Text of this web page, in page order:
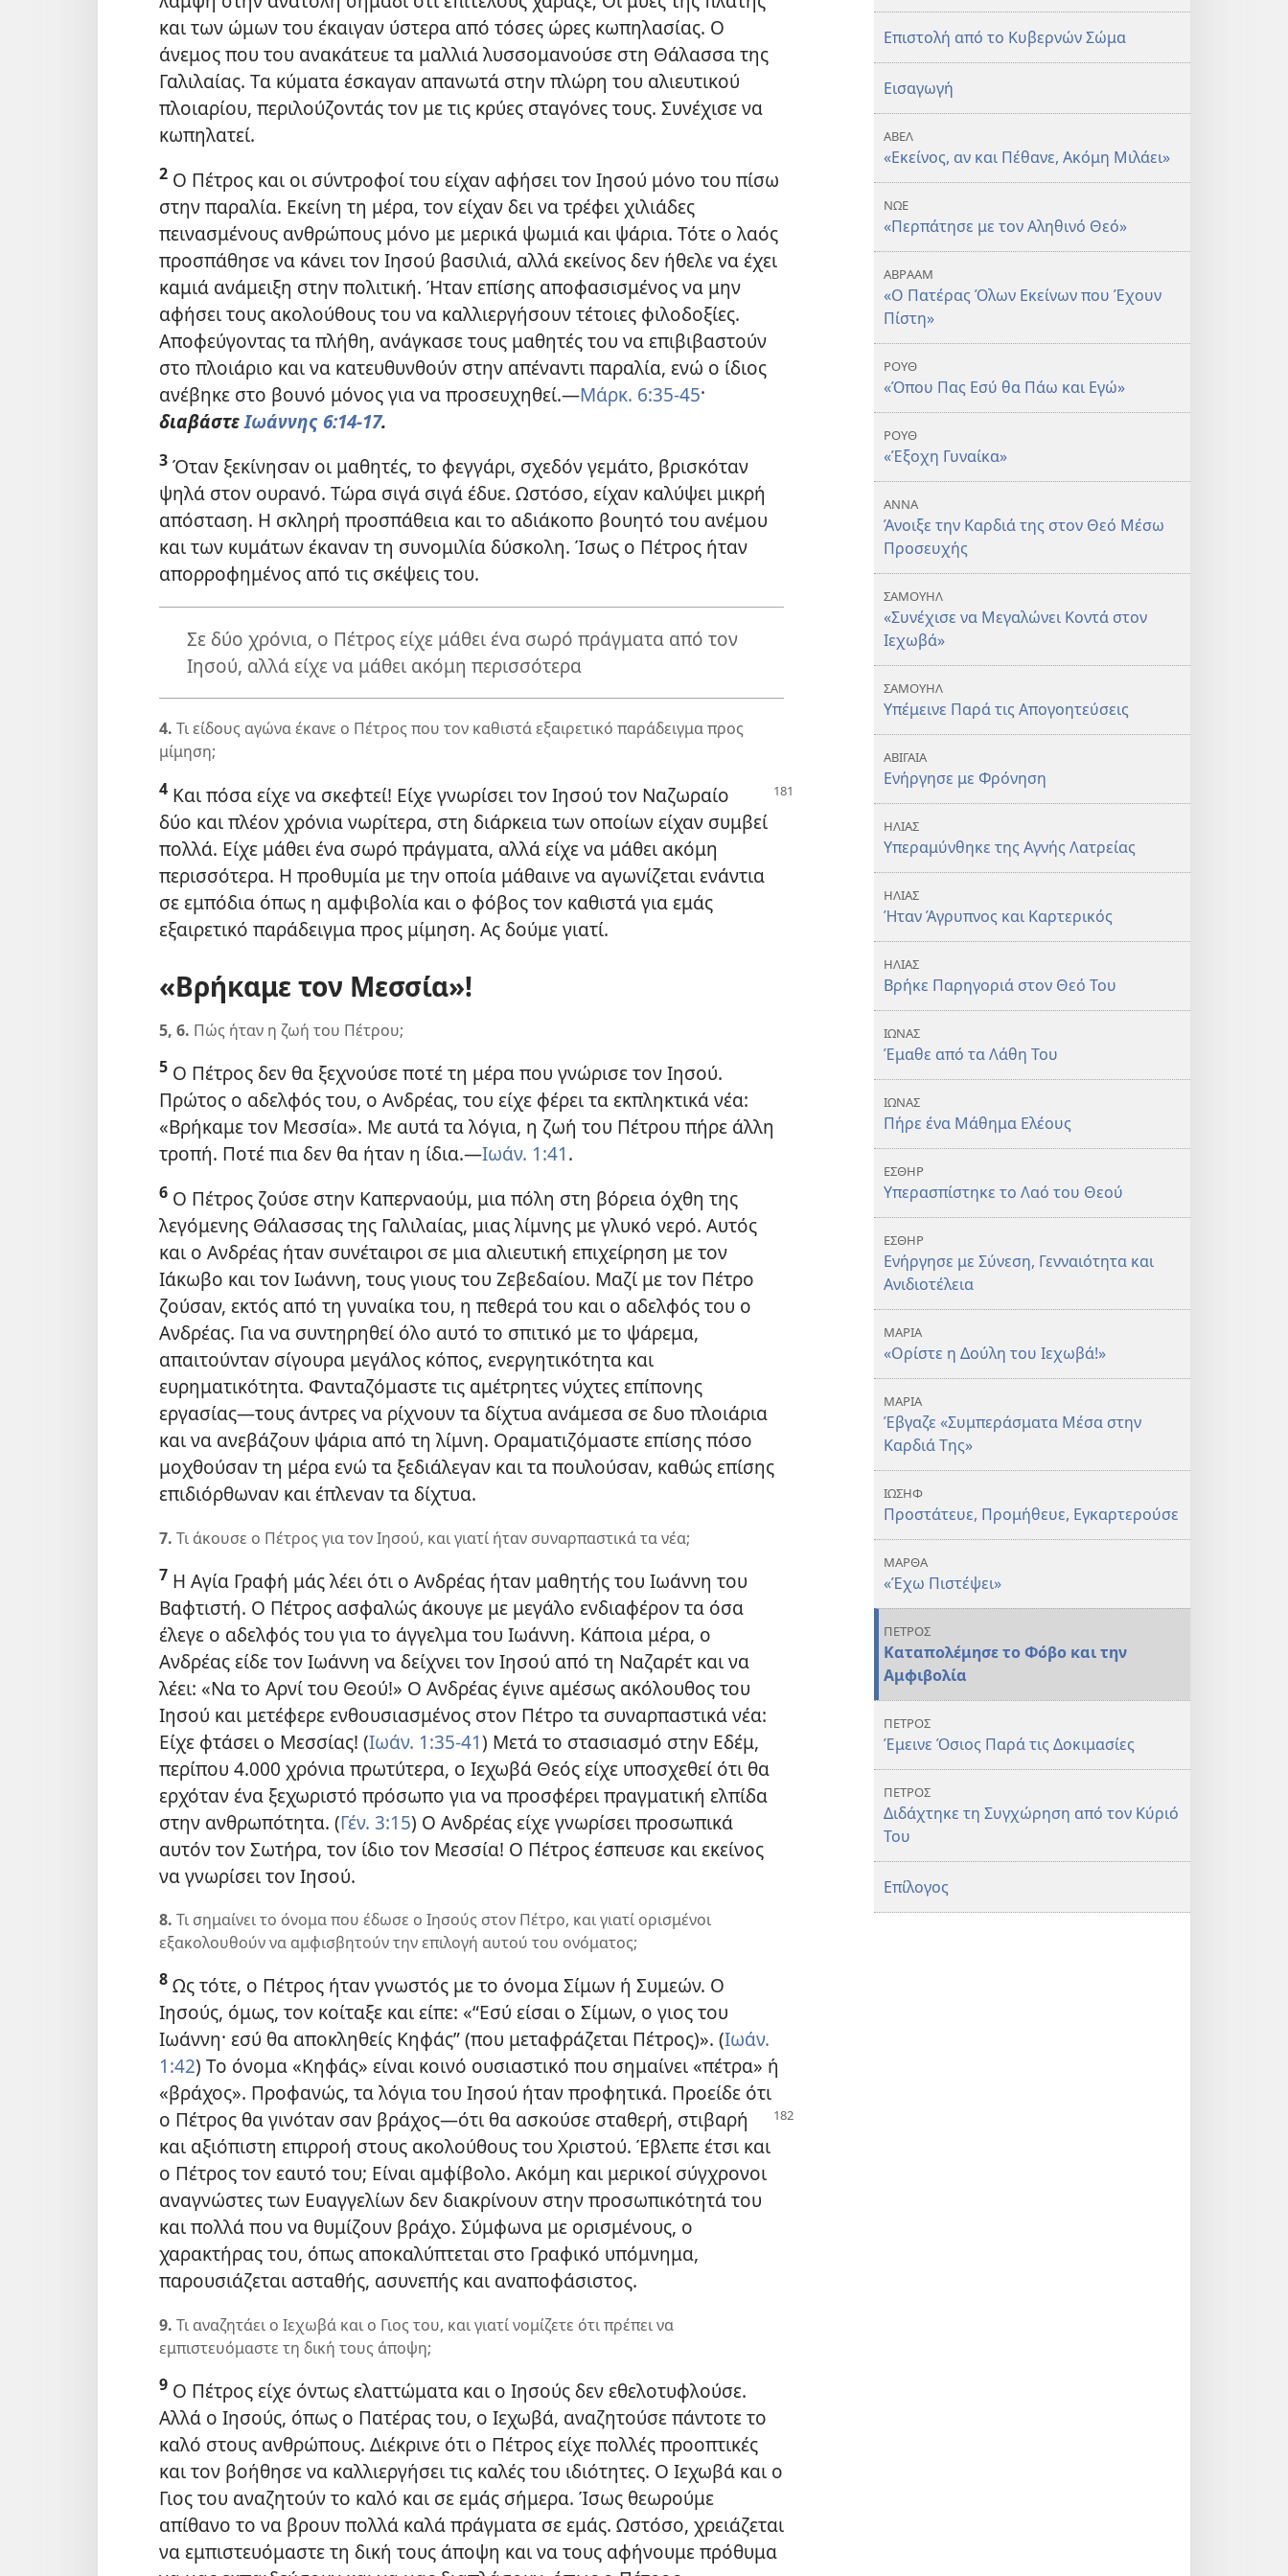
και των ώμων του έκαιγαν ύστερα από τόσες ώρες κωπηλασίας. Ο
άνεμος που του ανακάτευε τα μαλλιά λυσσομανούσε στη Θάλασσα της
Γαλιλαίας. Τα κύματα έσκαγαν απανωτά στην πλώρη του αλιευτικού
πλοιαρίου, περιλούζοντάς τον με τις κρύες σταγόνες τους. Συνέχισε να
κωπηλατεί.
2 Ο Πέτρος και οι σύντροφοί του είχαν αφήσει τον Ιησού μόνο του πίσω
στην παραλία. Εκείνη τη μέρα, τον είχαν δει να τρέφει χιλιάδες
πεινασμένους ανθρώπους μόνο με μερικά ψωμιά και ψάρια. Τότε ο λαός
προσπάθησε να κάνει τον Ιησού βασιλιά, αλλά εκείνος δεν ήθελε να έχει
καμιά ανάμειξη στην πολιτική. Ήταν επίσης αποφασισμένος να μην
αφήσει τους ακολούθους του να καλλιεργήσουν τέτοιες φιλοδοξίες.
Αποφεύγοντας τα πλήθη, ανάγκασε τους μαθητές του να επιβιβαστούν
στο πλοιάριο και να κατευθυνθούν στην απέναντι παραλία, ενώ ο ίδιος
ανέβηκε στο βουνό μόνος για να προσευχηθεί.​—Μάρκ. 6:35-45·
διαβάστεΙωάννης 6:14-17.
3 Όταν ξεκίνησαν οι μαθητές, το φεγγάρι, σχεδόν γεμάτο, βρισκόταν
ψηλά στον ουρανό. Τώρα σιγά σιγά έδυε. Ωστόσο, είχαν καλύψει μικρή
απόσταση. Η σκληρή προσπάθεια και το αδιάκοπο βουητό του ανέμου
και των κυμάτων έκαναν τη συνομιλία δύσκολη. Ίσως ο Πέτρος ήταν
απορροφημένος από τις σκέψεις του.
Σε δύο χρόνια, ο Πέτρος είχε μάθει ένα σωρό πράγματα από τον
Ιησού, αλλά είχε να μάθει ακόμη περισσότερα
4. Τι είδους αγώνα έκανε ο Πέτρος που τον καθιστά εξαιρετικό παράδειγμα προς
μίμηση;
4 Και πόσα είχε να σκεφτεί! Είχε γνωρίσει τον Ιησού τον Ναζωραίο
δύο και πλέον χρόνια νωρίτερα, στη διάρκεια των οποίων είχαν συμβεί
πολλά. Είχε μάθει ένα σωρό πράγματα, αλλά είχε να μάθει ακόμη
περισσότερα. Η προθυμία με την οποία μάθαινε να αγωνίζεται ενάντια
σε εμπόδια όπως η αμφιβολία και ο φόβος τον καθιστά για εμάς
εξαιρετικό παράδειγμα προς μίμηση. Ας δούμε γιατί.
«Βρήκαμε τον Μεσσία»!
5, 6. Πώς ήταν η ζωή του Πέτρου;
5 Ο Πέτρος δεν θα ξεχνούσε ποτέ τη μέρα που γνώρισε τον Ιησού.
Πρώτος ο αδελφός του, ο Ανδρέας, του είχε φέρει τα εκπληκτικά νέα:
«Βρήκαμε τον Μεσσία». Με αυτά τα λόγια, η ζωή του Πέτρου πήρε άλλη
τροπή. Ποτέ πια δεν θα ήταν η ίδια.​—Ιωάν. 1:41.
6 Ο Πέτρος ζούσε στην Καπερναούμ, μια πόλη στη βόρεια όχθη της
λεγόμενης Θάλασσας της Γαλιλαίας, μιας λίμνης με γλυκό νερό. Αυτός
και ο Ανδρέας ήταν συνέταιροι σε μια αλιευτική επιχείρηση με τον
Ιάκωβο και τον Ιωάννη, τους γιους του Ζεβεδαίου. Μαζί με τον Πέτρο
ζούσαν, εκτός από τη γυναίκα του, η πεθερά του και ο αδελφός του ο
Ανδρέας. Για να συντηρηθεί όλο αυτό το σπιτικό με το ψάρεμα,
απαιτούνταν σίγουρα μεγάλος κόπος, ενεργητικότητα και
ευρηματικότητα. Φανταζόμαστε τις αμέτρητες νύχτες επίπονης
εργασίας​—τους άντρες να ρίχνουν τα δίχτυα ανάμεσα σε δυο πλοιάρια
και να ανεβάζουν ψάρια από τη λίμνη. Οραματιζόμαστε επίσης πόσο
μοχθούσαν τη μέρα ενώ τα ξεδιάλεγαν και τα πουλούσαν, καθώς επίσης
επιδιόρθωναν και έπλεναν τα δίχτυα.
7. Τι άκουσε ο Πέτρος για τον Ιησού, και γιατί ήταν συναρπαστικά τα νέα;
7 Η Αγία Γραφή μάς λέει ότι ο Ανδρέας ήταν μαθητής του Ιωάννη του
Βαφτιστή. Ο Πέτρος ασφαλώς άκουγε με μεγάλο ενδιαφέρον τα όσα
έλεγε ο αδελφός του για το άγγελμα του Ιωάννη. Κάποια μέρα, ο
Ανδρέας είδε τον Ιωάννη να δείχνει τον Ιησού από τη Ναζαρέτ και να
λέει: «Να το Αρνί του Θεού!» Ο Ανδρέας έγινε αμέσως ακόλουθος του
Ιησού και μετέφερε ενθουσιασμένος στον Πέτρο τα συναρπαστικά νέα:
Είχε φτάσει ο Μεσσίας! (Ιωάν. 1:35-41) Μετά το στασιασμό στην Εδέμ,
περίπου 4.000 χρόνια πρωτύτερα, ο Ιεχωβά Θεός είχε υποσχεθεί ότι θα
ερχόταν ένα ξεχωριστό πρόσωπο για να προσφέρει πραγματική ελπίδα
στην ανθρωπότητα. (Γέν. 3:15) Ο Ανδρέας είχε γνωρίσει προσωπικά
αυτόν τον Σωτήρα, τον ίδιο τον Μεσσία! Ο Πέτρος έσπευσε και εκείνος
να γνωρίσει τον Ιησού.
8. Τι σημαίνει το όνομα που έδωσε ο Ιησούς στον Πέτρο, και γιατί ορισμένοι
εξακολουθούν να αμφισβητούν την επιλογή αυτού του ονόματος;
8 Ως τότε, ο Πέτρος ήταν γνωστός με το όνομα Σίμων ή Συμεών. Ο
Ιησούς, όμως, τον κοίταξε και είπε: «“Εσύ είσαι ο Σίμων, ο γιος του
Ιωάννη· εσύ θα αποκληθείς Κηφάς” (που μεταφράζεται Πέτρος)». (Ιωάν.
1:42) Το όνομα «Κηφάς» είναι κοινό ουσιαστικό που σημαίνει «πέτρα» ή
«βράχος». Προφανώς, τα λόγια του Ιησού ήταν προφητικά. Προείδε ότι
ο Πέτρος θα γινόταν σαν βράχος​—ότι θα ασκούσε σταθερή, στιβαρή
και αξιόπιστη επιρροή στους ακολούθους του Χριστού. Έβλεπε έτσι και
ο Πέτρος τον εαυτό του; Είναι αμφίβολο. Ακόμη και μερικοί σύγχρονοι
αναγνώστες των Ευαγγελίων δεν διακρίνουν στην προσωπικότητά του
και πολλά που να θυμίζουν βράχο. Σύμφωνα με ορισμένους, ο
χαρακτήρας του, όπως αποκαλύπτεται στο Γραφικό υπόμνημα,
παρουσιάζεται ασταθής, ασυνεπής και αναποφάσιστος.
9. Τι αναζητάει ο Ιεχωβά και ο Γιος του, και γιατί νομίζετε ότι πρέπει να
εμπιστευόμαστε τη δική τους άποψη;
9 Ο Πέτρος είχε όντως ελαττώματα και ο Ιησούς δεν εθελοτυφλούσε.
Αλλά ο Ιησούς, όπως ο Πατέρας του, ο Ιεχωβά, αναζητούσε πάντοτε το
καλό στους ανθρώπους. Διέκρινε ότι ο Πέτρος είχε πολλές προοπτικές
και τον βοήθησε να καλλιεργήσει τις καλές του ιδιότητες. Ο Ιεχωβά και ο
Γιος του αναζητούν το καλό και σε εμάς σήμερα. Ίσως θεωρούμε
απίθανο το να βρουν πολλά καλά πράγματα σε εμάς. Ωστόσο, χρειάζεται
να εμπιστευόμαστε τη δική τους άποψη και να τους αφήνουμε πρόθυμα
Επιστολή από το Κυβερνών Σώμα
Εισαγωγή
ΑΒΕΛ
«Εκείνος, αν και Πέθανε, Ακόμη Μιλάει»
ΝΩΕ
«Περπάτησε με τον Αληθινό Θεό»
ΑΒΡΑΑΜ
«Ο Πατέρας Όλων Εκείνων που Έχουν
Πίστη»
ΡΟΥΘ
«Όπου Πας Εσύ θα Πάω και Εγώ»
ΡΟΥΘ
«Έξοχη Γυναίκα»
ΑΝΝΑ
Άνοιξε την Καρδιά της στον Θεό Μέσω
Προσευχής
ΣΑΜΟΥΗΛ
«Συνέχισε να Μεγαλώνει Κοντά στον
Ιεχωβά»
ΣΑΜΟΥΗΛ
Υπέμεινε Παρά τις Απογοητεύσεις
ΑΒΙΓΑΙΑ
Ενήργησε με Φρόνηση
ΗΛΙΑΣ
Υπεραμύνθηκε της Αγνής Λατρείας
ΗΛΙΑΣ
Ήταν Άγρυπνος και Καρτερικός
ΗΛΙΑΣ
Βρήκε Παρηγοριά στον Θεό Του
ΙΩΝΑΣ
Έμαθε από τα Λάθη Του
ΙΩΝΑΣ
Πήρε ένα Μάθημα Ελέους
ΕΣΘΗΡ
Υπερασπίστηκε το Λαό του Θεού
ΕΣΘΗΡ
Ενήργησε με Σύνεση, Γενναιότητα και
Ανιδιοτέλεια
ΜΑΡΙΑ
«Ορίστε η Δούλη του Ιεχωβά!»
ΜΑΡΙΑ
Έβγαζε «Συμπεράσματα Μέσα στην
Καρδιά Της»
ΙΩΣΗΦ
Προστάτευε, Προμήθευε, Εγκαρτερούσε
ΜΑΡΘΑ
«Έχω Πιστέψει»
ΠΕΤΡΟΣ
Καταπολέμησε το Φόβο και την
Αμφιβολία
ΠΕΤΡΟΣ
Έμεινε Όσιος Παρά τις Δοκιμασίες
ΠΕΤΡΟΣ
Διδάχτηκε τη Συγχώρηση από τον Κύριό
Του
Επίλογος